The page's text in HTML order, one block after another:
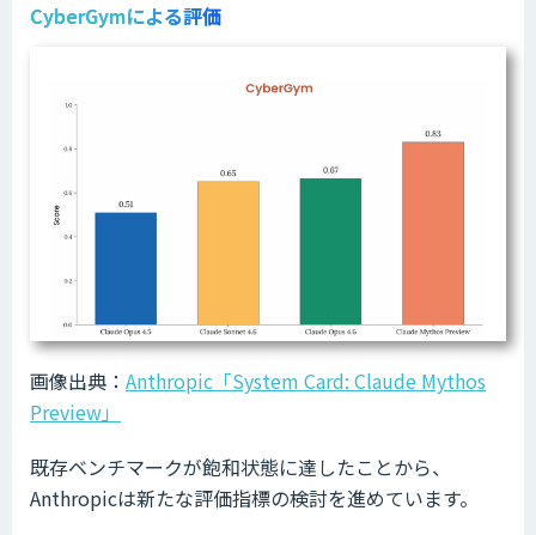
CyberGymによる評価
画像出典： Anthropic「System Card: Claude Mythos
Preview」
既存ベンチマークが飽和状態に達したことから、
Anthropicは新たな評価指標の検討を進めています。